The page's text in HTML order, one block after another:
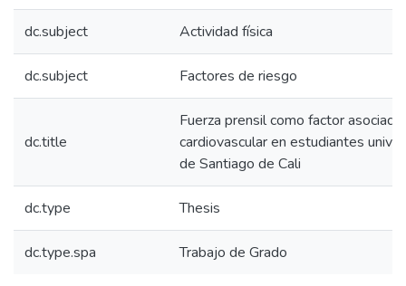
dc.subject Actividad física
dc.subject Factores de riesgo
dc.title
Fuerza prensil como factor
cardiovascular en estudiantes
de Santiago de Cali
dc.type Thesis
dc.type.spa Trabajo de Grado